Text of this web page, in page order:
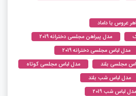
عروس یا داماد
مدل پیراهن مجلسی دخترانه 2019
مدل لباس مجلسی دخترانه 2019
مجلسی بلند
مدل لباس مجلسی کوتاه
مدل لباس شب بلند
مدل لباس شب 2019